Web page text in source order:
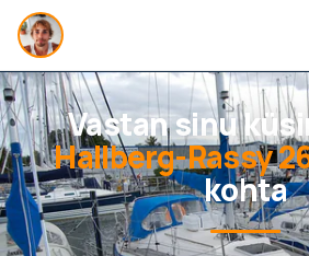
Vastan sinu
Hallberg-Rassy
kohta